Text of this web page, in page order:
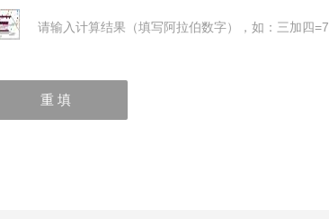
请输入计算结果（填写阿拉伯数字），如：三加四=7